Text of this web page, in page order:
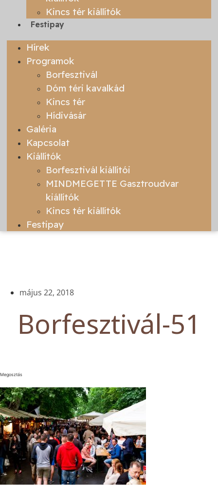
Kincs tér kiállítók
Festipay
Hírek
Programok
Borfesztivál
Dóm téri kavalkád
Kincs tér
Hídivásár
Galéria
Kapcsolat
Kiállítók
Borfesztivál kiállítói
MINDMEGETTE Gasztroudvar
kiállítók
Kincs tér kiállítók
Festipay
május 22, 2018
Borfesztivál-51
Megosztás